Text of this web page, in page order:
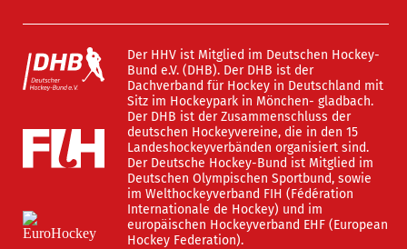
Der HHV ist Mitglied im Deutschen Hockey-
Bund e.V. (DHB). Der DHB ist der
Dachverband für Hockey in Deutschland mit
Sitz im Hockeypark in Mönchen- gladbach.
Der DHB ist der Zusammenschluss der
deutschen Hockeyvereine, die in den 15
Landeshockeyverbänden organisiert sind.
Der Deutsche Hockey-Bund ist Mitglied im
Deutschen Olympischen Sportbund, sowie
im Welthockeyverband FIH (Fédération
Internationale de Hockey) und im
europäischen Hockeyverband EHF (European
Hockey Federation).